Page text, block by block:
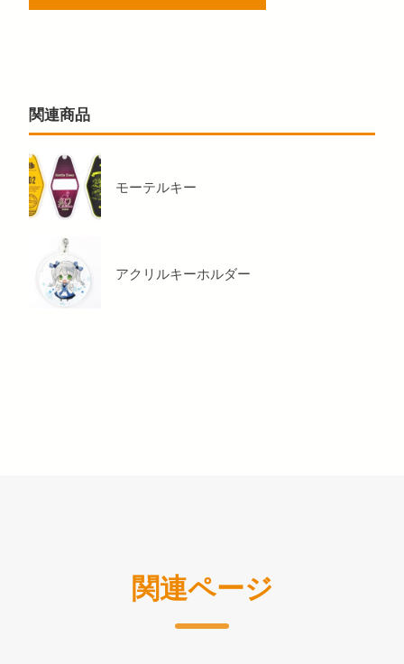
関連商品
モーテルキー
アクリルキーホルダー
関連ページ